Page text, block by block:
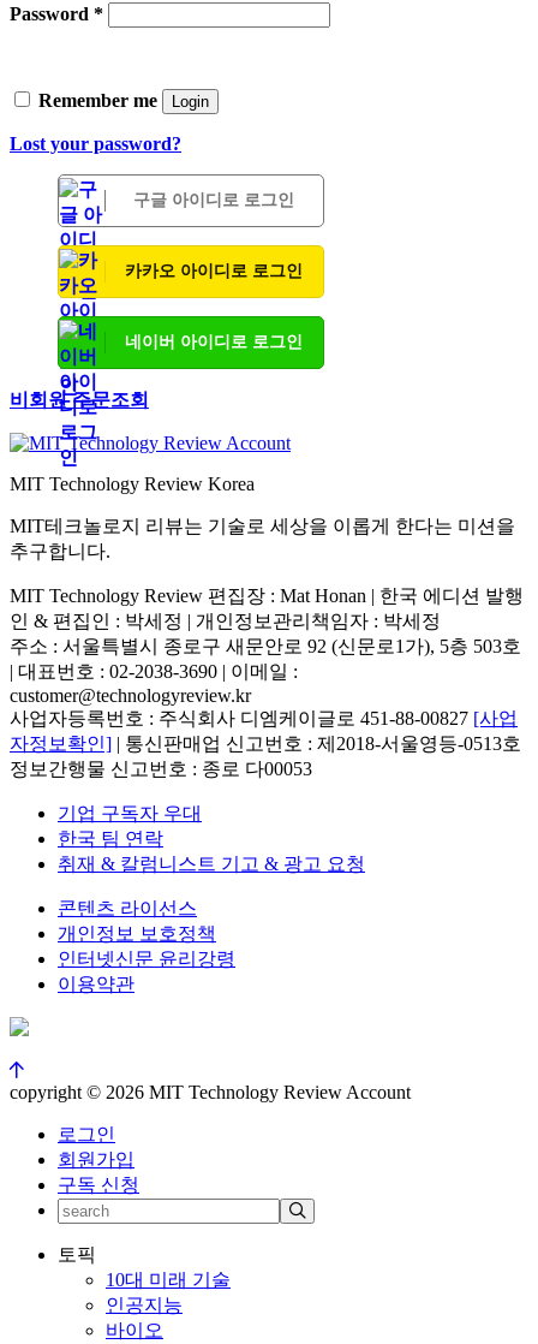
Password *
Remember me Login
Lost your password?
구글 아이디로 로그인
카카오 아이디로 로그인
네이버 아이디로 로그인
비회원 주문조회
MIT Technology Review Korea
MIT테크놀로지 리뷰는 기술로 세상을 이롭게 한다는 미션을
추구합니다.
MIT Technology Review 편집장 : Mat Honan | 한국 에디션 발행
인 & 편집인 : 박세정 | 개인정보관리책임자 : 박세정
주소 : 서울특별시 종로구 새문안로 92 (신문로1가), 5층 503호
| 대표번호 : 02-2038-3690 | 이메일 :
customer@technologyreview.kr
사업자등록번호 : 주식회사 디엠케이글로 451-88-00827 [사업
자정보확인] | 통신판매업 신고번호 : 제2018-서울영등-0513호
정보간행물 신고번호 : 종로 다00053
기업 구독자 우대
한국 팀 연락
취재 & 칼럼니스트 기고 & 광고 요청
콘텐츠 라이선스
개인정보 보호정책
인터넷신문 윤리강령
이용약관
copyright © 2026 MIT Technology Review Account
로그인
회원가입
구독 신청
토픽
10대 미래 기술
인공지능
바이오